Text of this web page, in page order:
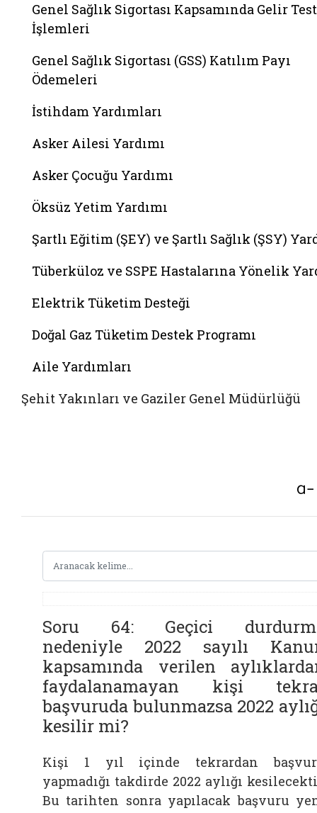
Genel Sağlık Sigortası Kapsamında Gelir
İşlemleri
Genel Sağlık Sigortası (GSS) Katılım Payı
Ödemeleri
İstihdam Yardımları
Asker Ailesi Yardımı
Asker Çocuğu Yardımı
Öksüz Yetim Yardımı
Şartlı Eğitim (ŞEY) ve Şartlı Sağlık (ŞSY)
Tüberküloz ve SSPE Hastalarına Yönelik
Elektrik Tüketim Desteği
Doğal Gaz Tüketim Destek Programı
Aile Yardımları
Şehit Yakınları ve Gaziler Genel Müdürlüğü
Soru 64: Geçici
nedeniyle 2022 sayılı
kapsamında verilen
faydalanamayan kişi
başvuruda bulunmazsa 2022
kesilir mi?
Kişi 1 yıl içinde tekrardan
yapmadığı takdirde 2022 aylığı
Bu tarihten sonra yapılacak başvuru